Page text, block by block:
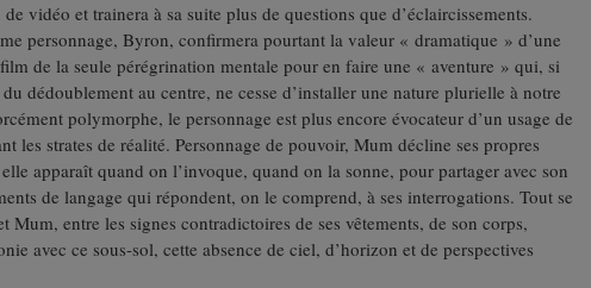
de vidéo et trainera à sa suite plus de questions que d’éclaircissements.
personnage, Byron, confirmera pourtant la valeur « dramatique » d’une
de la seule pérégrination mentale pour en faire une « aventure » qui, si
dédoublement au centre, ne cesse d’installer une nature plurielle à notre
polymorphe, le personnage est plus encore évocateur d’un usage de
les strates de réalité. Personnage de pouvoir, Mum décline ses propres
apparaît quand on l’invoque, quand on la sonne, pour partager avec son
de langage qui répondent, on le comprend, à ses interrogations. Tout se
Mum, entre les signes contradictoires de ses vêtements, de son corps,
avec ce sous-sol, cette absence de ciel, d’horizon et de perspectives